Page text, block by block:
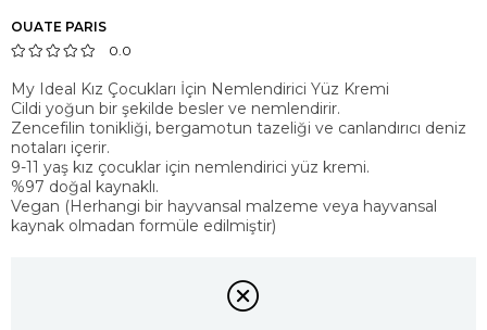
OUATE PARIS
0.0
My Ideal Kız Çocukları İçin Nemlendirici Yüz Kremi
Cildi yoğun bir şekilde besler ve nemlendirir.
Zencefilin tonikliği, bergamotun tazeliği ve canlandırıcı deniz
notaları içerir.
9-11 yaş kız çocuklar için nemlendirici yüz kremi.
%97 doğal kaynaklı.
Vegan (Herhangi bir hayvansal malzeme veya hayvansal
kaynak olmadan formüle edilmiştir)